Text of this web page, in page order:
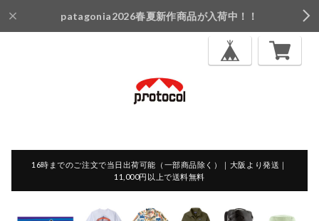
patagonia2026春夏新作商品が入荷中！！
16時までのご注文で当日出荷可能（一部商品除く）｜大阪より発送｜
11,000円以上で送料無料